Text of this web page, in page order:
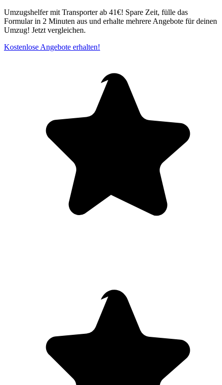
Umzugshelfer mit Transporter ab 41€! Spare Zeit, fülle das
Formular in 2 Minuten aus und erhalte mehrere Angebote für deinen
Umzug! Jetzt vergleichen.
Kostenlose Angebote erhalten!